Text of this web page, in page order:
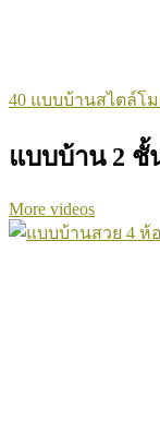
40 แบบบ้านสไตล์โ
แบบบ้าน 2 ชั้
More videos